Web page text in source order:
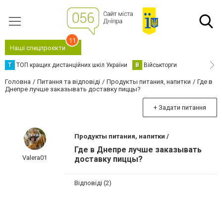
Наші спецпроєкти
11
Т ТОП кращих дистанційних шкіл України В Військторги
Головна Питання та відповіді Продукты питания, напитки
Где в
Днепре лучше заказывать доставку пиццы?
+ Задати питання
Valera01
Продукты питания, напитки /
Где в Днепре лучше заказывать
доставку пиццы?
Відповіді (2)